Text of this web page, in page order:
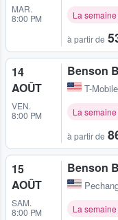
MAR.
8:00 PM
La
à partir de
14
AOÛT
VEN.
8:00 PM
Benson
T-
La
à partir de
15
AOÛT
SAM.
8:00 PM
Benson
La